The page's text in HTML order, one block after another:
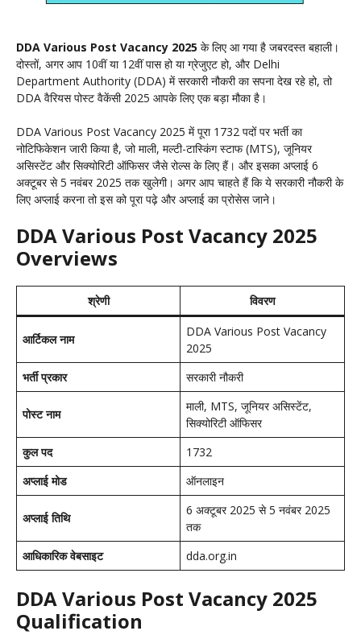
DDA Various Post Vacancy 2025 के लिए आ गया है जबरदस्त बहाली।
दोस्तों, अगर आप 10वीं या 12वीं पास हो या ग्रेजुएट हो, और Delhi
Department Authority (DDA) में सरकारी नौकरी का सपना देख रहे हो, तो
DDA वैरियस पोस्ट वैकेंसी 2025 आपके लिए एक बड़ा मौका है।
DDA Various Post Vacancy 2025 में पूरा 1732 पदों पर भर्ती का
नोटिफिकेशन जारी किया है, जो माली, मल्टी-टास्किंग स्टाफ (MTS), जूनियर
असिस्टेंट और सिक्योरिटी ऑफिसर जैसे रोल्स के लिए हैं। और इसका अप्लाई 6
अक्टूबर से 5 नवंबर 2025 तक खुलेगी। अगर आप चाहते हैं कि ये सरकारी नौकरी के
लिए अप्लाई करना तो इस को पूरा पढ़े और अप्लाई का प्रोसेस जाने।
DDA Various Post Vacancy 2025
Overviews
श्रेणी विवरण
आर्टिकल नाम
DDA Various Post Vacancy
2025
भर्ती प्रकार
सरकारी नौकरी
पोस्ट नाम
माली, MTS, जूनियर असिस्टेंट,
सिक्योरिटी ऑफिसर
कुल पद
1732
अप्लाई मोड
ऑनलाइन
अप्लाई तिथि
6 अक्टूबर 2025 से 5 नवंबर 2025
तक
आधिकारिक वेबसाइट
dda.org.in
DDA Various Post Vacancy 2025
Qualification